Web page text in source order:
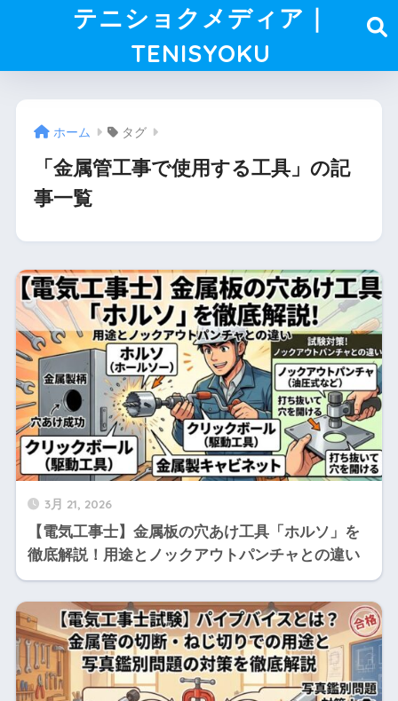
テニショクメディア｜
TENISYOKU
ホーム タグ
「金属管工事で使用する工具」の記
事一覧
3月 21, 2026
【電気工事士】金属板の穴あけ工具「ホルソ」を
徹底解説！用途とノックアウトパンチャとの違い